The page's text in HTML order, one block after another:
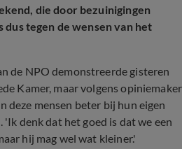
die door bezuinigingen
dus tegen de wensen van het
de NPO demonstreerde gisteren
Kamer, maar volgens opiniemaker
deze mensen beter bij hun eigen
denk dat het goed is dat we een
hij mag wel wat kleiner.'